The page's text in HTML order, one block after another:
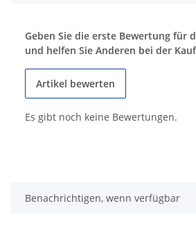
Geben Sie die erste Bewertung für
und helfen Sie Anderen bei der
Artikel bewerten
Es gibt noch keine Bewertungen.
Benachrichtigen, wenn verfügbar